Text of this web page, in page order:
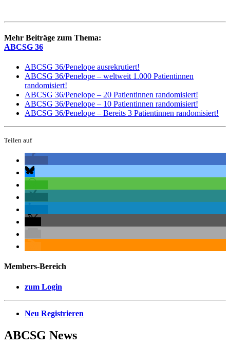
Mehr Beiträge zum Thema:
ABCSG 36
ABCSG 36/Penelope ausrekrutiert!
ABCSG 36/Penelope – weltweit 1.000 Patientinnen
randomisiert!
ABCSG 36/Penelope – 20 Patientinnen randomisiert!
ABCSG 36/Penelope – 10 Patientinnen randomisiert!
ABCSG 36/Penelope – Bereits 3 Patientinnen randomisiert!
Teilen auf
Members-Bereich
zum Login
Neu Registrieren
ABCSG News